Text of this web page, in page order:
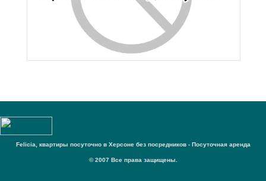
Felicia, квартиры посуточно в Херсоне без посредников - Посуточная аренда
© 2007 Все права защищены.